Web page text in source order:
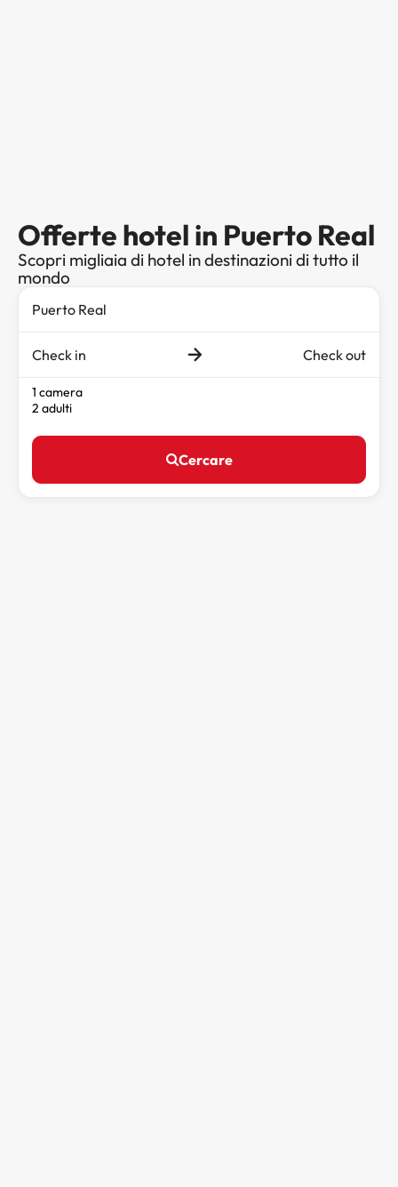
Offerte hotel in Puerto Real
Scopri migliaia di hotel in destinazioni di tutto il
mondo
Check in Check out
1 camera
2 adulti
Cercare